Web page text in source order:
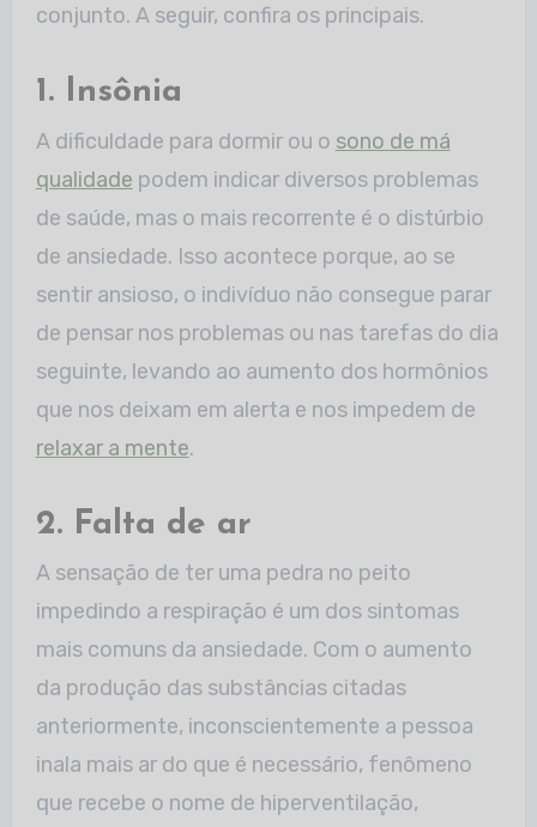
conjunto. A seguir, confira os principais.
1. Insônia
A dificuldade para dormir ou o sono de má
qualidade podem indicar diversos problemas
de saúde, mas o mais recorrente é o distúrbio
de ansiedade. Isso acontece porque, ao se
sentir ansioso, o indivíduo não consegue parar
de pensar nos problemas ou nas tarefas do dia
seguinte, levando ao aumento dos hormônios
que nos deixam em alerta e nos impedem de
relaxar a mente.
2. Falta de ar
A sensação de ter uma pedra no peito
impedindo a respiração é um dos sintomas
mais comuns da ansiedade. Com o aumento
da produção das substâncias citadas
anteriormente, inconscientemente a pessoa
inala mais ar do que é necessário, fenômeno
que recebe o nome de hiperventilação,